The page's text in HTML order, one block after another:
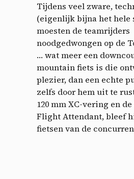
Tijdens veel zware,
(eigenlijk bijna het hele
moesten de teamrijders
noodgedwongen op de
… wat meer een
mountain fiets is die
plezier, dan een echte
zelfs door hem uit te
120 mm XC-vering en
Flight Attendant, bleef
fietsen van de